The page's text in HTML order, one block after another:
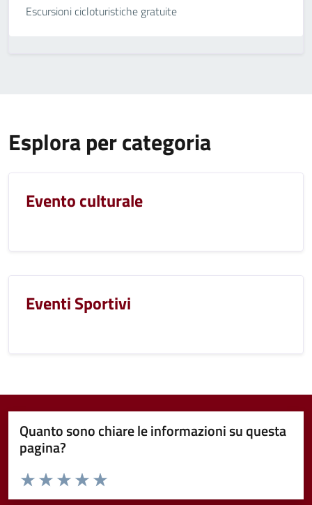
Escursioni cicloturistiche gratuite
Esplora per categoria
Evento culturale
Eventi Sportivi
Quanto sono chiare le informazioni su questa
pagina?
Valuta da 1 a 5 stelle la pagina
Valuta 5 stelle su 5
Valuta 4 stelle su 5
Valuta 3 stelle su 5
Valuta 2 stelle su 5
Valuta 1 stelle su 5